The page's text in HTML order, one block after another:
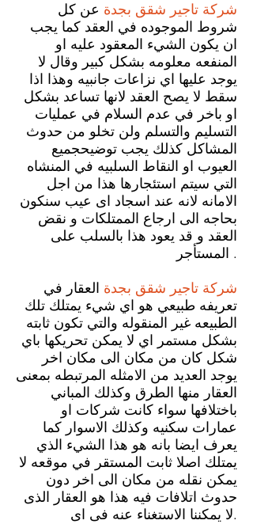
شركة تاجير شقق بجدة عن كل
شروط الموجوده في العقد كما يجب
ان يكون الشيء المعقود عليه او
المنفعه معلومه بشكل كبير وقال لا
يوجد عليها اي نزاعات جانبيه وهذا اذا
سقط لا يصح العقد لانها تساعد بشكل
او باخر في عدم السلام في عمليات
التسليم والتسلم ولن تخلو من حدوث
المشاكل كذلك يجب توضيحجميع
العيوب او النقاط السلبيه في المنشاه
التي سيتم استئجارها هذا من اجل
الامانه لانه عند اسجاد اى عيب سنكون
بحاجه الى ارجاع الممتلكات و نقض
العقد و قد يعود هذا بالسلب على
المستأجر .
شركة تاجير شقق بجدة العقار في
تعريفه طبيعي هو اي شيء يمتلك تلك
الطبيعه غير المنقوله والتي تكون ثابته
بشكل مستمر اي لا يمكن تحريكها باي
شكل كان من مكان الى مكان اخر
يوجد العديد من الامثله المرتبطه بمعنى
العقار منها الطرق وكذلك المباني
باختلافها سواء كانت شركات او
عمارات سكنيه وكذلك الاسوار كما
يعرف ايضا بانه هو هذا الشيء الذي
يمتلك اصلا ثابت المستقر في موقعه لا
يمكن نقله من مكان الى اخر دون
حدوث اتلافات فيه هذا هو العقار الذى
لا يمكننا الاستغناء عنه فى اى.